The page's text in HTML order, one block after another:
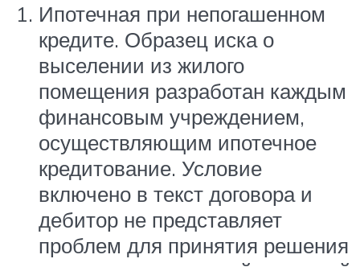
Ипотечная при непогашенном
кредите. Образец иска о
выселении из жилого
помещения разработан каждым
финансовым учреждением,
осуществляющим ипотечное
кредитование. Условие
включено в текст договора и
дебитор не представляет
проблем для принятия решения